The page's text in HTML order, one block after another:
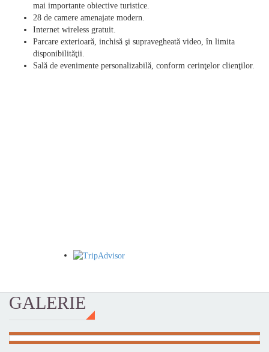
mai importante obiective turistice.
28 de camere amenajate modern.
Internet wireless gratuit.
Parcare exterioară, inchisă şi supravegheată video, în limita
disponibilităţii.
Sală de evenimente personalizabilă, conform cerinţelor clienţilor.
GALERIE